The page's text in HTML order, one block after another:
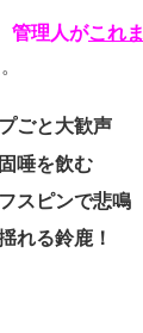
管理人がこれ
ごと大歓声
唾を飲む
スピンで悲鳴
れる鈴鹿！